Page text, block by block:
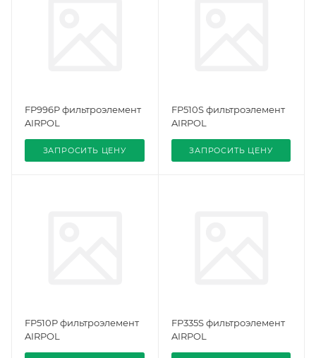
FP996P фильтроэлемент
AIRPOL
ЗАПРОСИТЬ ЦЕНУ
FP510S фильтроэлемент
AIRPOL
ЗАПРОСИТЬ ЦЕНУ
FP510P фильтроэлемент
AIRPOL
FP335S фильтроэлемент
AIRPOL